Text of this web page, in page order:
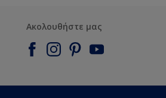
Ακολουθήστε μας